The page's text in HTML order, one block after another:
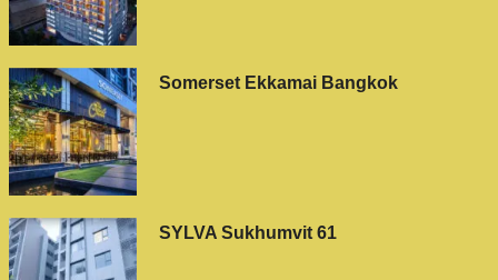
Somerset Ekkamai Bangkok
SYLVA Sukhumvit 61